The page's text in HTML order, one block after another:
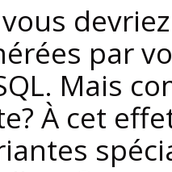
par
Mais
À cet